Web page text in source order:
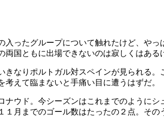
入ったグループについて触れたけど、や
国ともに出場できないのは寂しくはあ
きなりポルトガル対スペインが見られる
えて臨まないと手痛い目に遭うはずだ。
ナウド。今シーズンはこれまでのように
１月までのゴール数はたったの２点。そ